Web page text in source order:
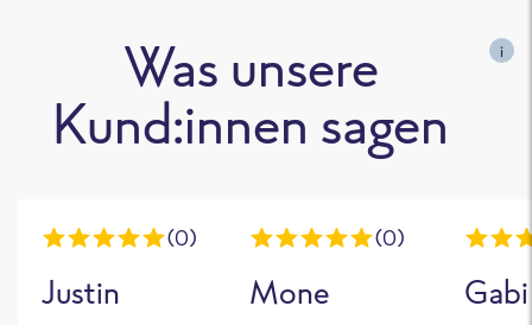
Was unsere
Kund:innen sagen
i
(0)
Justin
(0)
Mone Gabi